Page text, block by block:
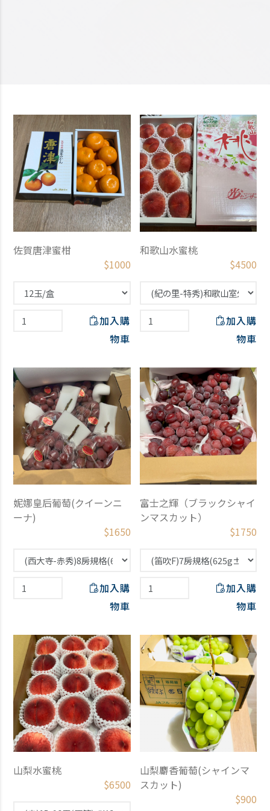
佐賀唐津蜜柑
$1000
加入購
物車
和歌山水蜜桃
$4500
加入購
物車
妮娜皇后葡萄(クイーンニ
ーナ)
$1650
加入購
物車
富士之輝（ブラックシャイ
ンマスカット）
$1750
加入購
物車
山梨水蜜桃
$6500
山梨麝香葡萄(シャインマ
スカット)
$900